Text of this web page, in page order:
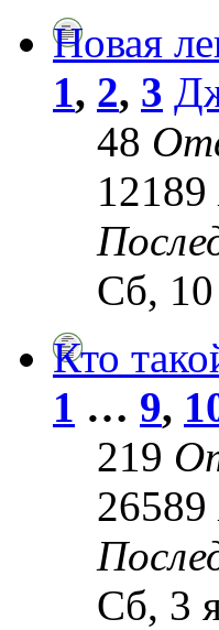
Новая
1, 2, 3
48
12189
Сб, 10
Кто
1 … 9,
219
26589
Сб, 3